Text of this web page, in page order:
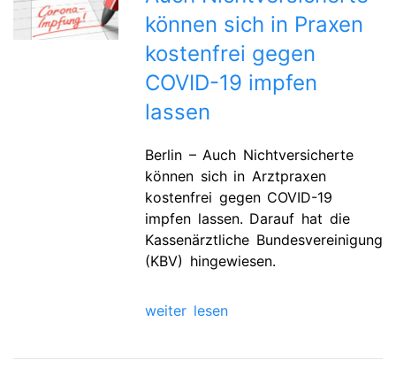
können sich in Praxen
kostenfrei gegen
COVID-19 impfen
lassen
Berlin – Auch Nichtversicherte
können sich in Arztpraxen
kostenfrei gegen COVID-19
impfen lassen. Da­rauf hat die
Kassenärztliche Bundesvereinigung
(KBV) hingewiesen.
weiter lesen